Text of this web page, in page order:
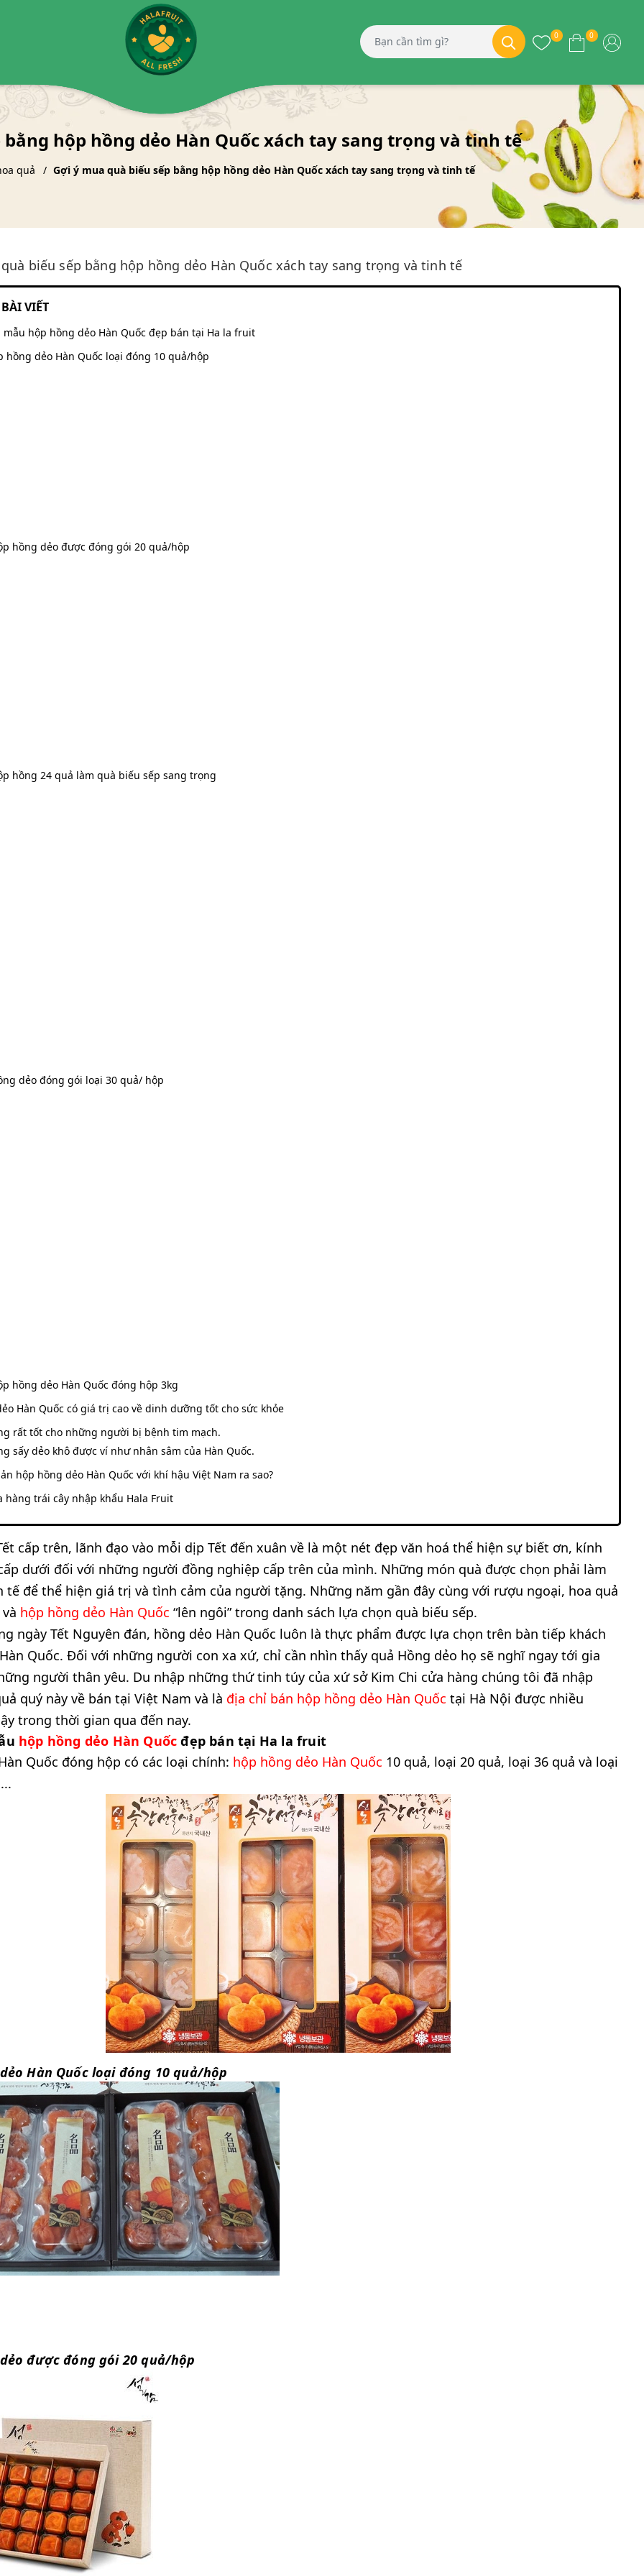
0 0
hộp hồng dẻo Hàn Quốc xách tay sang trọng và tinh tế
quả Gợi ý mua quà biếu sếp bằng hộp hồng dẻo Hàn Quốc xách tay sang trọng và tinh tế
biếu sếp bằng hộp hồng dẻo Hàn Quốc xách tay sang trọng và tinh tế
VIẾT
hộp hồng dẻo Hàn Quốc đẹp bán tại Ha la fruit
hồng dẻo Hàn Quốc loại đóng 10 quả/hộp
hồng dẻo được đóng gói 20 quả/hộp
hồng 24 quả làm quà biếu sếp sang trọng
dẻo đóng gói loại 30 quả/ hộp
hồng dẻo Hàn Quốc đóng hộp 3kg
Hàn Quốc có giá trị cao về dinh dưỡng tốt cho sức khỏe
rất tốt cho những người bị bệnh tim mạch.
sấy dẻo khô được ví như nhân sâm của Hàn Quốc.
hộp hồng dẻo Hàn Quốc với khí hậu Việt Nam ra sao?
hàng trái cây nhập khẩu Hala Fruit
cấp trên, lãnh đạo vào mỗi dịp Tết đến xuân về là một nét đẹp văn hoá thể hiện sự biết ơn, kính
dưới đối với những người đồng nghiệp cấp trên của mình. Những món quà được chọn phải làm
tế để thể hiện giá trị và tình cảm của người tặng. Những năm gần đây cùng với rượu ngoại, hoa quả
hộp hồng dẻo Hàn Quốc “lên ngôi” trong danh sách lựa chọn quà biếu sếp.
ngày Tết Nguyên đán, hồng dẻo Hàn Quốc luôn là thực phẩm được lựa chọn trên bàn tiếp khách
Quốc. Đối với những người con xa xứ, chỉ cần nhìn thấy quả Hồng dẻo họ sẽ nghĩ ngay tới gia
người thân yêu. Du nhập những thứ tinh túy của xứ sở Kim Chi cửa hàng chúng tôi đã nhập
quý này về bán tại Việt Nam và là địa chỉ bán hộp hồng dẻo Hàn Quốc tại Hà Nội được nhiều
trong thời gian qua đến nay.
hộp hồng dẻo Hàn Quốcđẹp bán tại Ha la fruit
Quốc đóng hộp có các loại chính: hộp hồng dẻo Hàn Quốc 10 quả, loại 20 quả, loại 36 quả và loại
Hàn Quốc loại đóng 10 quả/hộp
được đóng gói 20 quả/hộp